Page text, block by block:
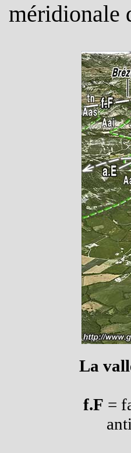
méridionale
La
f.F =